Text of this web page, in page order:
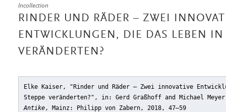
Incollection
RINDER UND RÄDER – ZWEI
ENTWICKLUNGEN, DIE DAS LEBEN IN
VERÄNDERTEN?
Elke Kaiser, "Rinder und Räder – Zwei innovative
Steppe veränderten?" , in: Gerd Graßhoff and Michael
Antike, Mainz: Philipp von Zabern, 2018, 47–59